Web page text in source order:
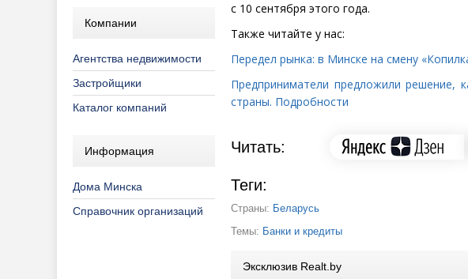
Компании
Агентства недвижимости
Застройщики
Каталог компаний
Информация
Дома Минска
Справочник организаций
с 10 сентября этого года.
Также читайте у нас:
Передел рынка: в Минске на смену «
Предприниматели предложили решение,
страны. Подробности
Читать:
Теги:
Страны: Беларусь
Темы: Банки и кредиты
Эксклюзив Realt.by